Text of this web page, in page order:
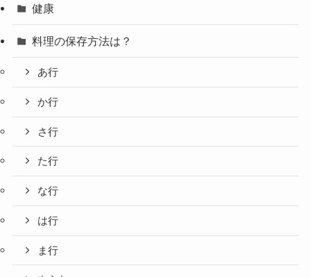
健康
料理の保存方法は？
あ行
か行
さ行
た行
な行
は行
ま行